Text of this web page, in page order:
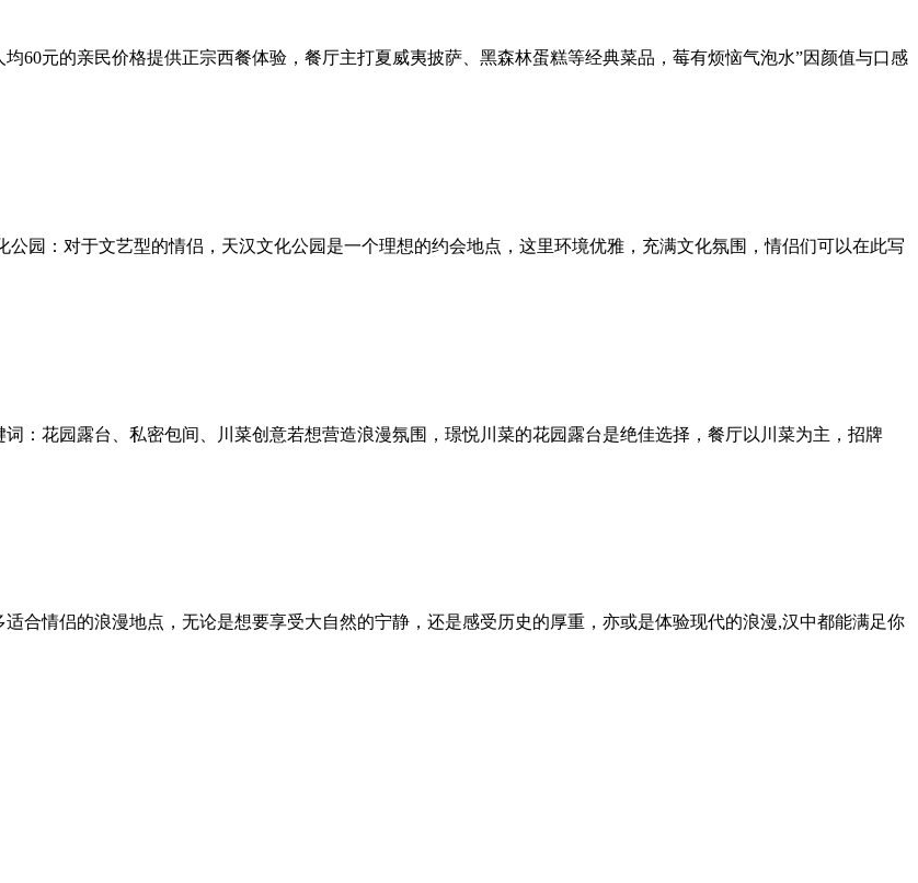
60元的亲民价格提供正宗西餐体验，餐厅主打夏威夷披萨、黑森林蛋糕等经典菜品，莓有烦恼气泡水”因颜值与口感
园：对于文艺型的情侣，天汉文化公园是一个理想的约会地点，这里环境优雅，充满文化氛围，情侣们可以在此写
：花园露台、私密包间、川菜创意若想营造浪漫氛围，璟悦川菜的花园露台是绝佳选择，餐厅以川菜为主，招牌
合情侣的浪漫地点，无论是想要享受大自然的宁静，还是感受历史的厚重，亦或是体验现代的浪漫,汉中都能满足你